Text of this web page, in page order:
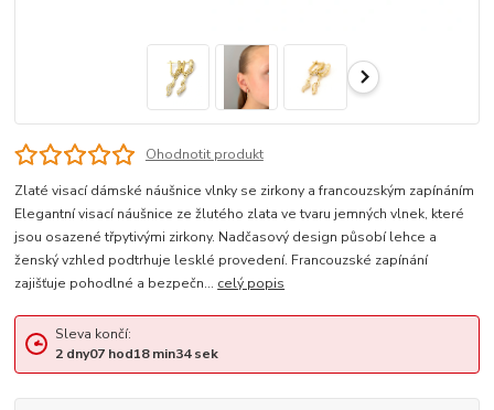
Ohodnotit produkt
Zlaté visací dámské náušnice vlnky se zirkony a francouzským zapínáním
Elegantní visací náušnice ze žlutého zlata ve tvaru jemných vlnek, které
jsou osazené třpytivými zirkony. Nadčasový design působí lehce a
ženský vzhled podtrhuje lesklé provedení. Francouzské zapínání
zajišťuje pohodlné a bezpečn... celý popis
Sleva končí:
2 dny07hod18min34sek